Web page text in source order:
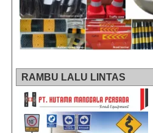
RAMBU LALU LINTAS